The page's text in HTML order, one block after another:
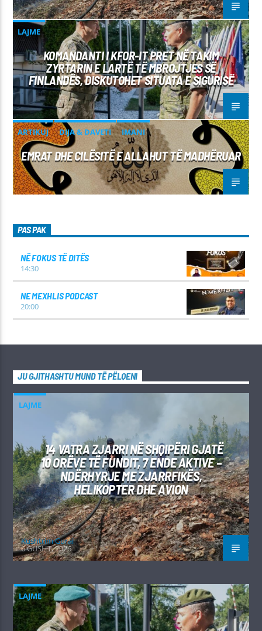
LAJME
KOMANDANTI I KFOR-IT PRET NË TAKIM
ZYRTARIN E LARTË TË MBROJTJES SË
FINLANDËS, DISKUTOHET SITUATA E SIGURISË
ARTIKUJ DIJA & DAVETI IMANI
EMRAT DHE CILËSITË E ALLAHUT TË MADHËRUAR
PAS PAK
NË FOKUS TË DITËS
14:30
NE MEXHLIS PODCAST
20:00
JU GJITHASHTU MUND TË PËLQENI
LAJME
14 VATRA ZJARRI NË SHQIPËRI GJATË
10 ORËVE TË FUNDIT, 7 ENDE AKTIVE –
NDËRHYRJE ME ZJARRFIKËS,
HELIKOPTER DHE AVION
Kushtrim Guraj
6 GUSHT, 2026
LAJME